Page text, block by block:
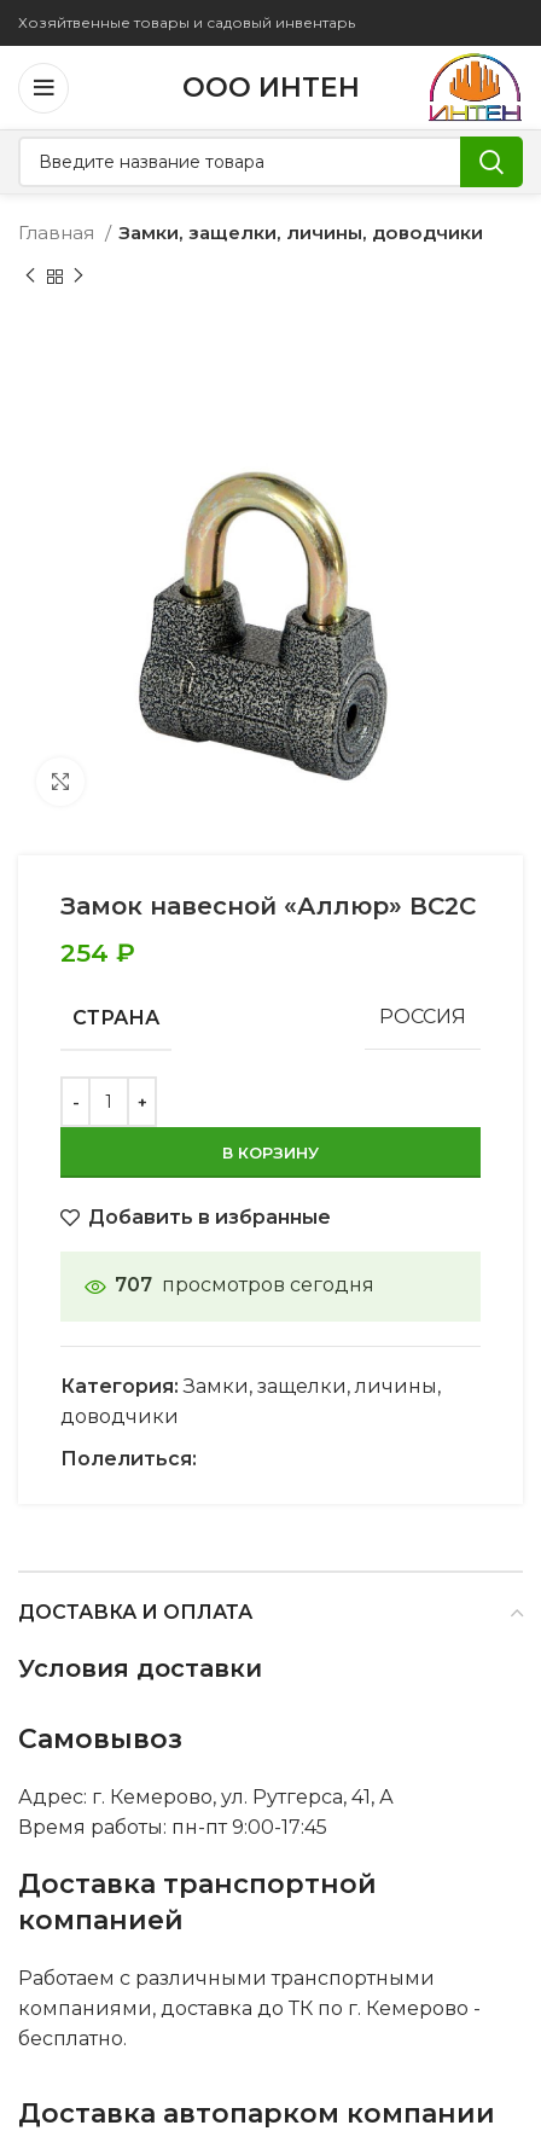
Хозяйтвенные товары и садовый инвентарь
ООО ИНТЕН
Главная Замки, защелки, личины, доводчики
Замок навесной «Аллюр» ВС2С
254 ₽
СТРАНА РОССИЯ
В КОРЗИНУ
Добавить в избранные
707 просмотров сегодня
Категория: Замки, защелки, личины,
доводчики
Полелиться:
ДОСТАВКА И ОПЛАТА
Условия доставки
Самовывоз
Адрес: г. Кемерово, ул. Рутгерса, 41, А
Время работы: пн-пт 9:00-17:45
Доставка транспортной
компанией
Работаем с различными транспортными
компаниями, доставка до ТК по г. Кемерово -
бесплатно.
Доставка автопарком компании